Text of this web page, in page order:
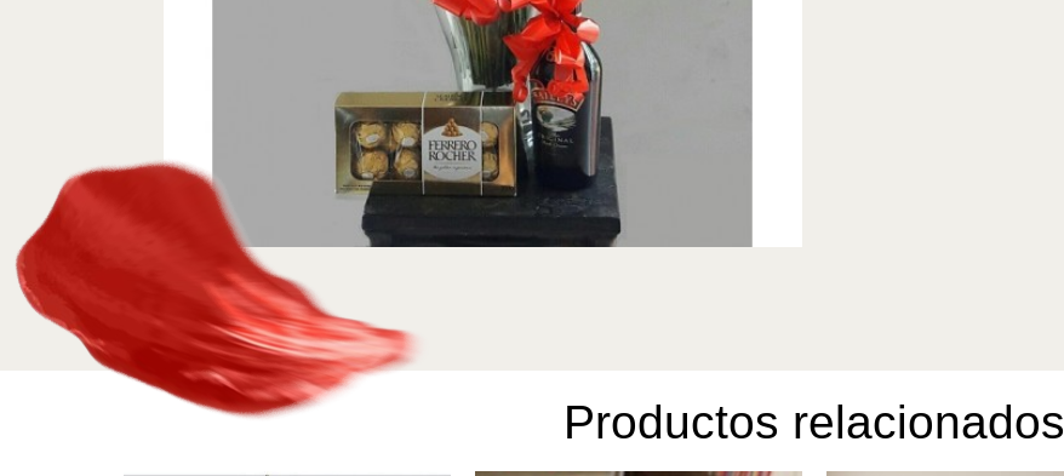
Productos relacionados